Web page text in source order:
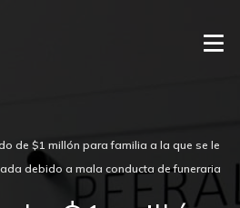
de $1 millón para familia a la que se le
debido a mala conducta de funeraria